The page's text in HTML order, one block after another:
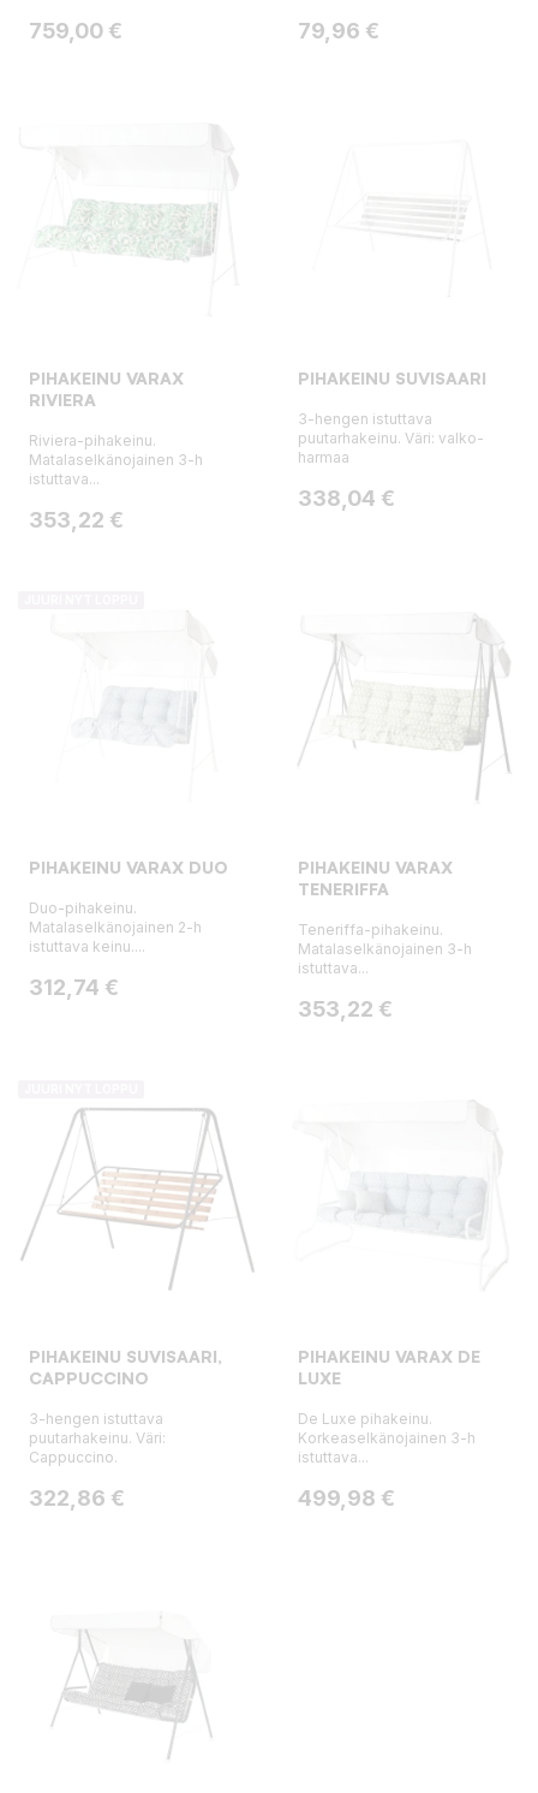
Hinta
759,00 € Hinta
79,96 €
PIHAKEINU VARAX
RIVIERA
Riviera-pihakeinu.
Matalaselkänojainen 3-h
istuttava...
Hinta
353,22 €
PIHAKEINU SUVISAARI
3-hengen istuttava
puutarhakeinu. Väri: valko-
harmaa
Hinta
338,04 €
PIHAKEINU VARAX DUO
Duo-pihakeinu.
Matalaselkänojainen 2-h
istuttava keinu....
Hinta
312,74 €
PIHAKEINU VARAX
TENERIFFA
Teneriffa-pihakeinu.
Matalaselkänojainen 3-h
istuttava...
Hinta
353,22 €
PIHAKEINU SUVISAARI,
CAPPUCCINO
3-hengen istuttava
puutarhakeinu. Väri:
Cappuccino.
Hinta
322,86 €
PIHAKEINU VARAX DE
LUXE
De Luxe pihakeinu.
Korkeaselkänojainen 3-h
istuttava...
Hinta
499,98 €